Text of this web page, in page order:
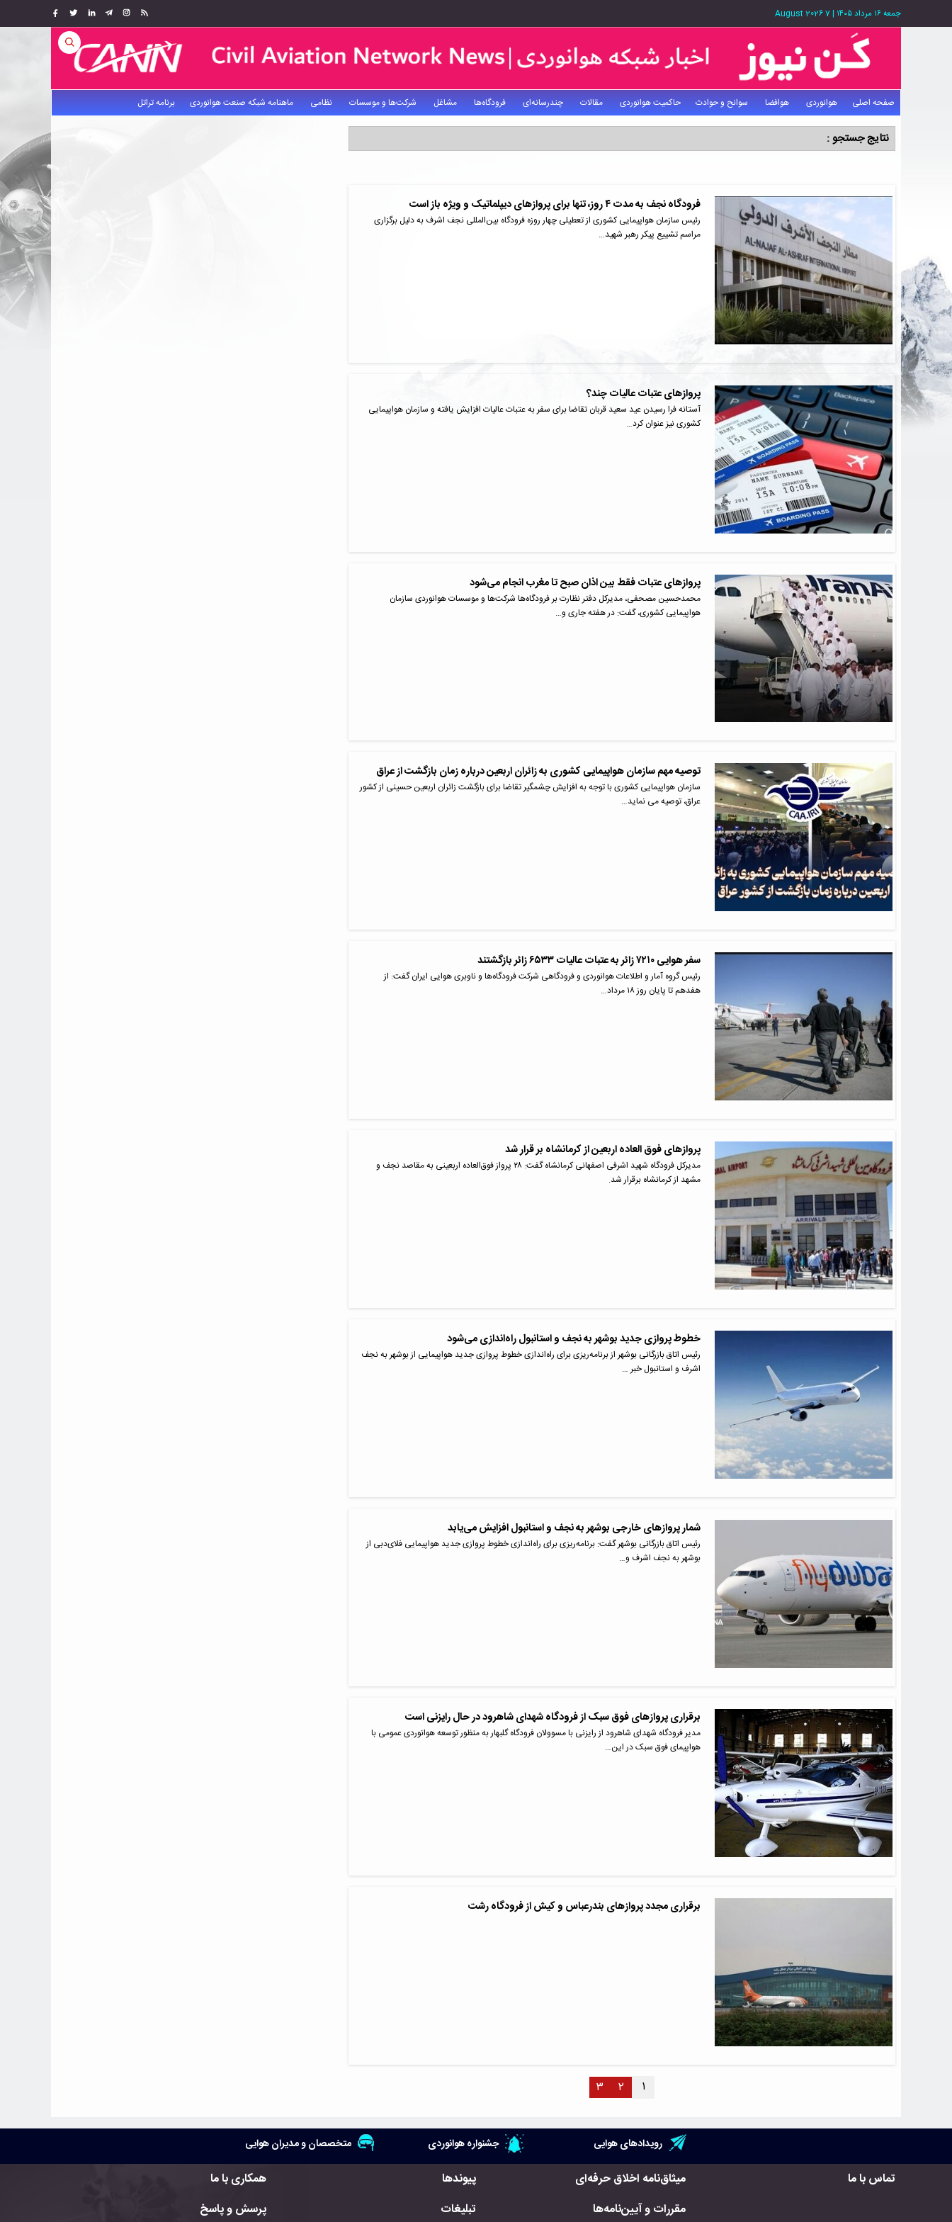
جمعه ۱۶ مرداد ۱۴۰۵ |
7 August 2026
صفحه اصلی هوانوردی هوافضا سوانح و حوادث حاکمیت هوانوردی مقالات چندرسانه‌ای فرودگاه‌ها مشاغل شرکت‌ها و موسسات نظامی ماهنامه شبکه صنعت هوانوردی برنامه تراتل
نتایج جستجو :
فرودگاه نجف به مدت ۴ روز، تنها برای پروازهای دیپلماتیک و ویژه باز است
رئیس سازمان هواپیمایی کشوری از تعطیلی چهار روزه فرودگاه بین‌المللی نجف اشرف به دلیل برگزاری
مراسم تشییع پیکر رهبر شهید…
پروازهای عتبات عالیات چند؟
آستانه فرا رسیدن عید سعید قربان تقاضا برای سفر به عتبات عالیات افزایش یافته‌ و سازمان هواپیمایی
کشوری نیز عنوان کرد…
پروازهای عتبات فقط بین اذان صبح تا مغرب انجام می‌شود
محمدحسین مصحفی، مدیرکل دفتر نظارت بر فرودگاه‌ها شرکت‌ها و موسسات هوانوردی سازمان
هواپیمایی کشوری، گفت: در هفته جاری و…
توصیه مهم سازمان هواپیمایی کشوری به زائران اربعین درباره زمان بازگشت از عراق
سازمان هواپیمایی کشوری با توجه به افزایش چشمگیر تقاضا برای بازگشت زائران اربعین حسینی از کشور
عراق، توصیه می نماید…
سفر هوایی ۷۲۱۰ زائر به عتبات عالیات ۶۵۳۳ زائر بازگشتند
رئیس گروه آمار و اطلاعات هوانوردی و فرودگاهی شرکت فرودگاه‌ها و ناوبری هوایی ایران گفت: از
هفدهم تا پایان روز ۱۸ مرداد…
پروازهای فوق العاده اربعین از کرمانشاه بر قرار شد
مدیرکل فرودگاه شهید اشرفی اصفهانی کرمانشاه گفت: ۲۸ پرواز فوق‌العاده اربعینی به مقاصد نجف و
مشهد از کرمانشاه برقرار شد.
خطوط پروازی جدید بوشهر به نجف و استانبول راه‌اندازی می‌شود
رئیس اتاق بازرگانی بوشهر از برنامه‌ریزی برای راه‌اندازی خطوط پروازی جدید هواپیمایی از بوشهر به نجف
اشرف و استانبول خبر …
شمار پروازهای خارجی بوشهر به نجف و استانبول افزایش می‌یابد
رئیس اتاق بازرگانی بوشهر گفت: برنامه‌ریزی برای راه‌اندازی خطوط پروازی جدید هواپیمایی فلای‌دبی از
بوشهر به نجف اشرف و…
برقراری پروازهای فوق سبک از فرودگاه شهدای شاهرود در حال رایزنی است
مدیر فرودگاه شهدای شاهرود از رایزنی با مسوولان فرودگاه گلبهار به منظور توسعه هوانوردی عمومی با
هواپیمای فوق سبک در این…
برقراری مجدد پروازهای بندرعباس و کیش از فرودگاه رشت
۱ ۲ ۳
رویدادهای هوایی جشنواره هوانوردی متخصصان و مدیران هوایی
تماس با ما
میثاق‌نامه اخلاق حرفه‌ای
مقررات و آیین‌نامه‌ها
پیوندها
تبلیغات
همکاری با ما
پرسش و پاسخ